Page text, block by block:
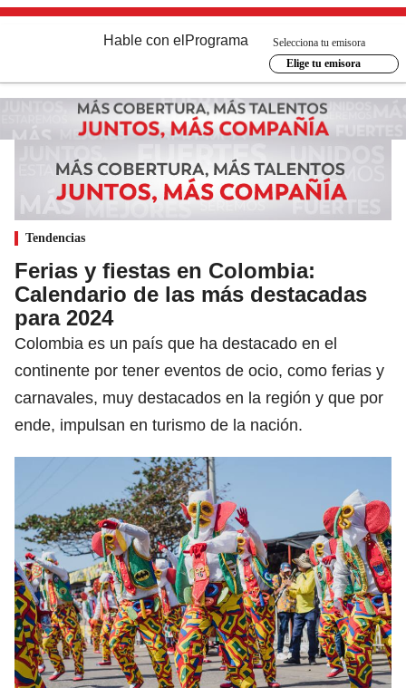
Hable con el Programa
Selecciona tu emisora
Elige tu emisora
Tendencias
Ferias y fiestas en Colombia:
Calendario de las más destacadas
para 2024
Colombia es un país que ha destacado en el
continente por tener eventos de ocio, como ferias y
carnavales, muy destacados en la región y que por
ende, impulsan en turismo de la nación.